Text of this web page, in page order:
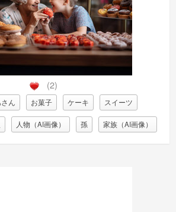
(2)
ん お菓子 ケーキ スイーツ
人物（AI画像） 孫 家族（AI画像）